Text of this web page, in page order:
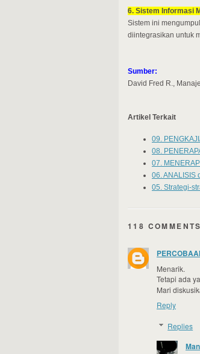
6. Sistem Informasi
Sistem ini
diintegrasikan untuk
Sumber:
David Fred R.,
Artikel Terkait
09.
08.
07.
06. ANALISIS
05. Strategi-
118
Menarik.
Tetapi ada
Mari
Reply
Replies